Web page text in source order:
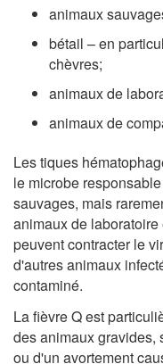
animaux
bétail – en
chèvres;
animaux de
animaux de
Les tiques
le microbe
sauvages, mais
animaux de
peuvent contracter le
d'autres animaux
contaminé.
La fièvre Q est
des animaux gravides,
ou d'un avortement